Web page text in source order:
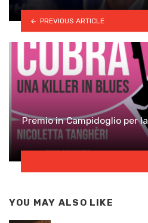
PREVIOUS ARTICLE
Premio in Campidoglio per
YOU MAY ALSO LIKE